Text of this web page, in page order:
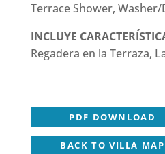
Terrace Shower,
INCLUYE
Regadera en la Terraza,
PDF DOWNLOAD
BACK TO VILLA MAP